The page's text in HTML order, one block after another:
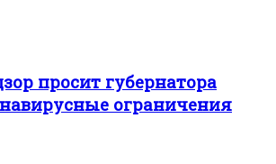
просит губернатора
ограничения